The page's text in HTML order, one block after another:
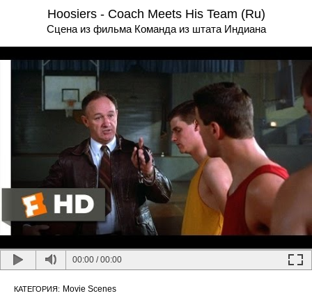
Hoosiers - Coach Meets His Team (Ru)
Сцена из фильма Команда из штата Индиана
00:00 /00:00
КАТЕГОРИЯ: Movie Scenes